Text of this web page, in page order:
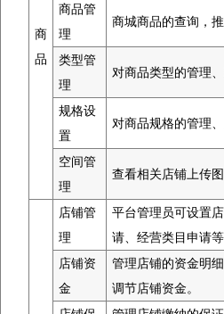
商
品
商品管
理
商城商品的查询，
类型管
理
对商品类型的管理
规格设
置
对商品规格的管理
空间管
理
查看相关店铺上传
店铺管
理
平台管理员可设置
请、经营类目申请等
店铺资
金
管理店铺的资金明
调节店铺资金。